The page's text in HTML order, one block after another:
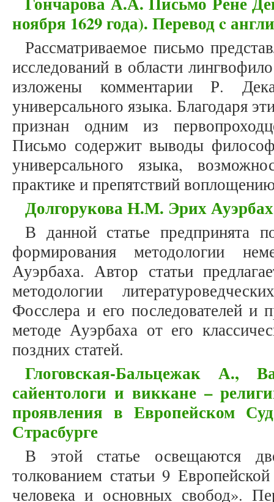
ноября 1629 года). Перевод c
Рассматриваемое письмо
исследований в области
изложены комментарии Р.
универсального языка. Благодаря
признан одним из
Письмо содержит выводы
универсального языка,
практике и препятствий
Долгорукова Н.М. Эрих
В данной статье предпринята
формирования методологии
Ауэрбаха. Автор статьи
методологии
Фосслера и его последователей и
методе Ауэрбаха от его
поздних статей.
Глоговская-Бальцежак А.,
сайентологи и виккане –
проявления в Европейском
Страсбурге
В этой статье освещаются
толкованием статьи 9
человека и основных свобод».